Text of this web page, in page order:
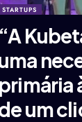
STARTUPS
“A
primária
um